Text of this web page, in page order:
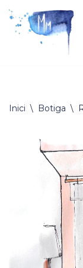
Vés
Inici \ Botiga \